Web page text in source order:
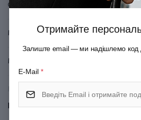
Серія
Матеріал корпуса
Матеріал покриття
Матеріал оздоблення
Показати всі
Отримайте
Залиште email — ми надішлемо код
E-Mail *